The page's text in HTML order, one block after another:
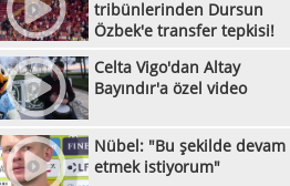
Galatasaray, Rodrigo Mora transferini
Bandırmaspor sezona 3 puanla başladı!
oldu
Galatasaray'ın stoper adayları belli oldu
tribünlerinden Dursun
Özbek'e transfer tepkisi!
Celta Vigo'dan Altay
Bayındır'a özel video
Nübel: "Bu şekilde devam
etmek istiyorum"